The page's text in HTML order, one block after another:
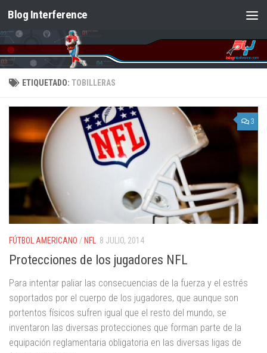
Saltar al contenido
Blog Interference
ETIQUETADO: TOBILLERAS
3
FÚTBOL AMERICANO / NFL 8 JULIO, 2014
Protecciones de los jugadores NFL
Para intentar paliar las consecuencias de la fuerza y el estrés
soportados por el cuerpo de los jugadores, que aunque son
portentos físicos sufren igual que el resto del mundo, se
inventaron las diversas protecciones que forman parte de la
equipación reglamentaria obligatoria en las diversas ligas de